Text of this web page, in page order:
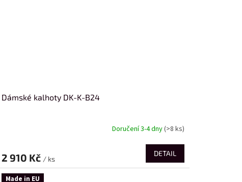
Dámské kalhoty DK-K-B24
Doručení 3-4 dny(>8 ks)
2 910 Kč / ks
DETAIL
Made in EU